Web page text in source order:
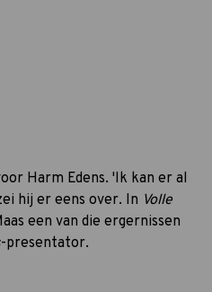
Harm Edens. 'Ik kan er al
hij er eens over. In Volle
een van die ergernissen
-presentator.